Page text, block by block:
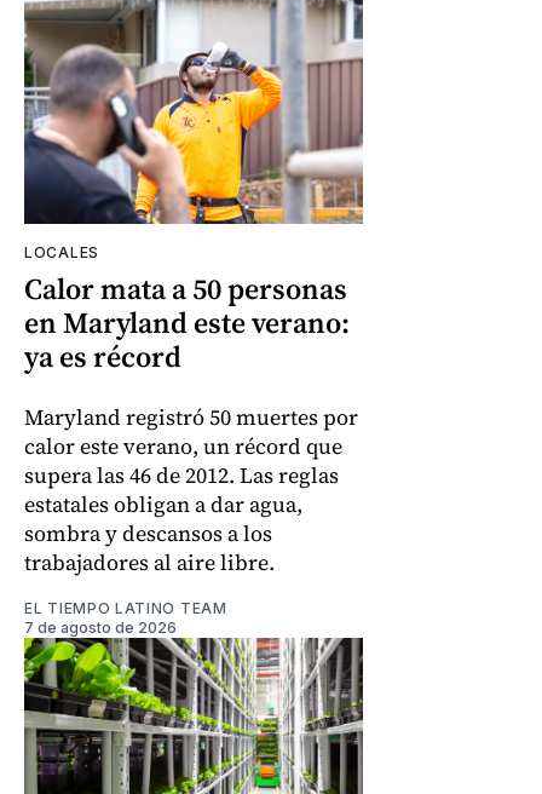
LOCALES
Calor mata a 50 personas
en Maryland este verano:
ya es récord
Maryland registró 50 muertes por
calor este verano, un récord que
supera las 46 de 2012. Las reglas
estatales obligan a dar agua,
sombra y descansos a los
trabajadores al aire libre.
EL TIEMPO LATINO TEAM
7 de agosto de 2026